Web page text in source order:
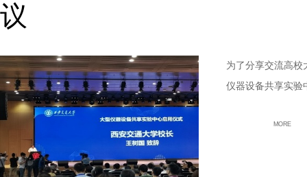
议
为了分享交流高校
仪器设备共享实验
MORE